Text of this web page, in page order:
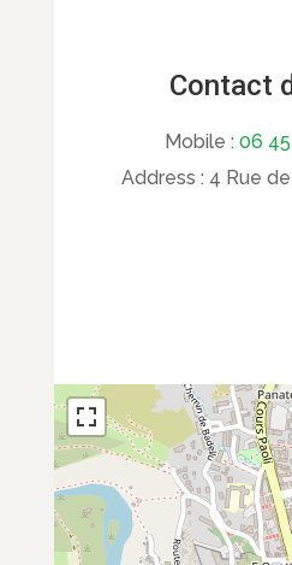
Contact
Mobile : 06
Address : 4 Rue